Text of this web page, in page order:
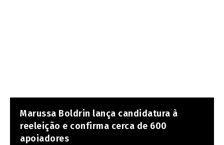
Marussa Boldrin lança candidatura à
reeleição e confirma cerca de 600
apoiadores